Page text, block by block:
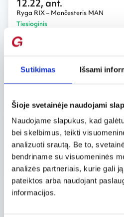
Sutikimas Išsami
Šioje svetainėje naudojami
Naudojame slapukus, kad
bei skelbimus, teikti
analizuoti srautą. Be to,
bendriname su visuomeninės
analizės partneriais, kurie gali
pateiktos arba naudojant
informacijos.
12.22, ant.
Ryga RIX – Mančesteris MAN
Tiesioginis
10.21, tre.
Tiesioginis
01.31, sek.
Ryga RIX – Mančesteris MAN
Tiesioginis,Savaitgalis
Ryanair
01.24, sek.